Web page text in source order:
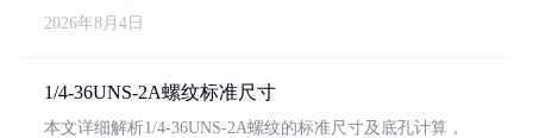
2026年8月4日
1/4-36UNS-2A螺纹标准尺寸
本文详细解析1/4-36UNS-2A螺纹的标准尺寸及底孔计算，